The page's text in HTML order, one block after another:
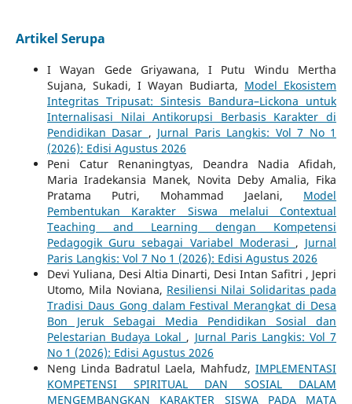
Artikel Serupa
I Wayan Gede Griyawana, I Putu Windu Mertha
Sujana, Sukadi, I Wayan Budiarta, Model Ekosistem
Integritas Tripusat: Sintesis Bandura–Lickona untuk
Internalisasi Nilai Antikorupsi Berbasis Karakter di
Pendidikan Dasar , Jurnal Paris Langkis: Vol 7 No 1
(2026): Edisi Agustus 2026
Peni Catur Renaningtyas, Deandra Nadia Afidah,
Maria Iradekansia Manek, Novita Deby Amalia, Fika
Pratama Putri, Mohammad Jaelani, Model
Pembentukan Karakter Siswa melalui Contextual
Teaching and Learning dengan Kompetensi
Pedagogik Guru sebagai Variabel Moderasi , Jurnal
Paris Langkis: Vol 7 No 1 (2026): Edisi Agustus 2026
Devi Yuliana, Desi Altia Dinarti, Desi Intan Safitri , Jepri
Utomo, Mila Noviana, Resiliensi Nilai Solidaritas pada
Tradisi Daus Gong dalam Festival Merangkat di Desa
Bon Jeruk Sebagai Media Pendidikan Sosial dan
Pelestarian Budaya Lokal , Jurnal Paris Langkis: Vol 7
No 1 (2026): Edisi Agustus 2026
Neng Linda Badratul Laela, Mahfudz,IMPLEMENTASI
KOMPETENSI SPIRITUAL DAN SOSIAL DALAM
MENGEMBANGKAN KARAKTER SISWA PADA MATA